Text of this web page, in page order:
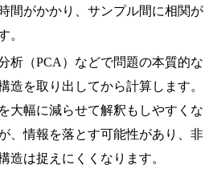
間がかかり、サンプル間に相関が
。
析（PCA）などで問題の本質的な
造を取り出してから計算します。
大幅に減らせて解釈もしやすくな
、情報を落とす可能性があり、非
造は捉えにくくなります。